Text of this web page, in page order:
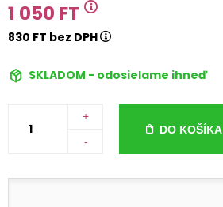
1 050 FT
830 FT bez DPH
SKLADOM - odosielame ihneď
+
-
DO KOŠÍKA